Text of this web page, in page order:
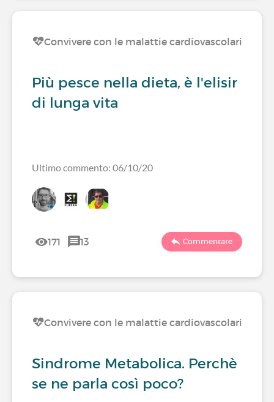
Convivere con le malattie cardiovascolari
Più pesce nella dieta, è l'elisir
di lunga vita
Ultimo commento: 06/10/20
171 13 Commentare
Convivere con le malattie cardiovascolari
Sindrome Metabolica. Perchè
se ne parla così poco?